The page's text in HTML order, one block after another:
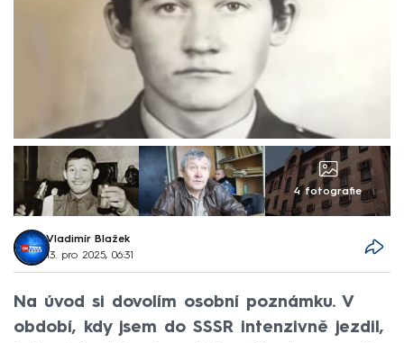
4 fotografie
Vladimír Blažek
13. pro 2025, 06:31
Na úvod si dovolím osobní poznámku. V
období, kdy jsem do SSSR intenzivně jezdil,